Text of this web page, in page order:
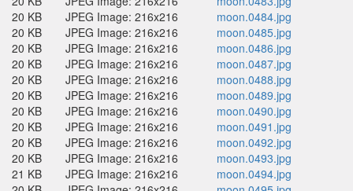
20 KB
JPEG Image: 216x216
moon.0484.jpg
20 KB
JPEG Image: 216x216
moon.0485.jpg
20 KB
JPEG Image: 216x216
moon.0486.jpg
20 KB
JPEG Image: 216x216
moon.0487.jpg
20 KB
JPEG Image: 216x216
moon.0488.jpg
20 KB
JPEG Image: 216x216
moon.0489.jpg
20 KB
JPEG Image: 216x216
moon.0490.jpg
20 KB
JPEG Image: 216x216
moon.0491.jpg
20 KB
JPEG Image: 216x216
moon.0492.jpg
20 KB
JPEG Image: 216x216
moon.0493.jpg
21 KB
JPEG Image: 216x216
moon.0494.jpg